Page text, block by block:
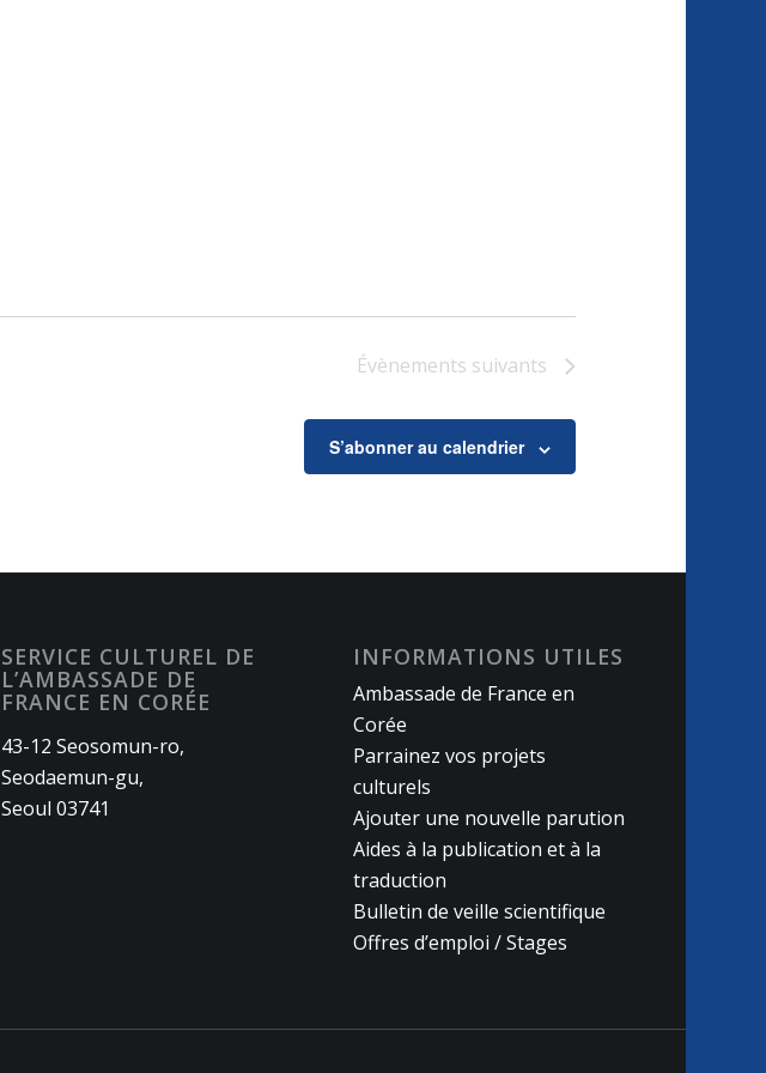
Évènements suivants
S’abonner au calendrier
SERVICE CULTUREL DE
L’AMBASSADE DE
FRANCE EN CORÉE
43-12 Seosomun-ro,
Seodaemun-gu,
Seoul 03741
INFORMATIONS UTILES
Ambassade de France en
Corée
Parrainez vos projets
culturels
Ajouter une nouvelle parution
Aides à la publication et à la
traduction
Bulletin de veille scientifique
Offres d’emploi / Stages